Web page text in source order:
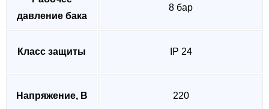
давление бака
8 бар
Класс защиты IP 24
Напряжение, В 220